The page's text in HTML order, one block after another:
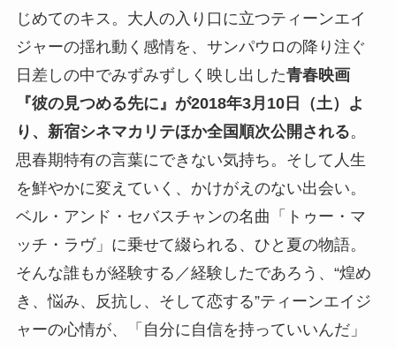
じめてのキス。大人の入り口に立つティーンエイ
ジャーの揺れ動く感情を、サンパウロの降り注ぐ
日差しの中でみずみずしく映し出した青春映画
『彼の見つめる先に』が2018年3月10日（土）よ
り、新宿シネマカリテほか全国順次公開される。
思春期特有の言葉にできない気持ち。そして人生
を鮮やかに変えていく、かけがえのない出会い。
ベル・アンド・セバスチャンの名曲「トゥー・マ
ッチ・ラヴ」に乗せて綴られる、ひと夏の物語。
そんな誰もが経験する／経験したであろう、“煌め
き、悩み、反抗し、そして恋する”ティーンエイジ
ャーの心情が、「自分に自信を持っていいんだ」